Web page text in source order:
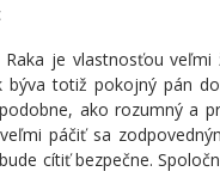
je vlastnosťou veľmi
býva totiž pokojný pán
ako rozumný a
páčiť sa
cítiť bezpečne.